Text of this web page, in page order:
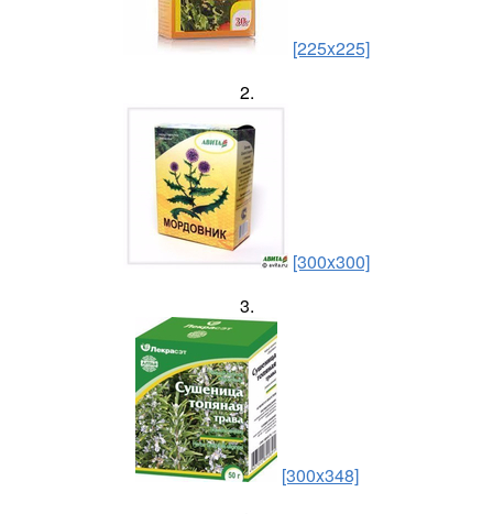
[225x225]
2.
[300x300]
3.
[300x348]